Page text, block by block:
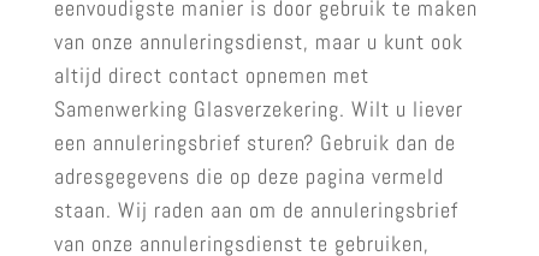
eenvoudigste manier is door gebruik te maken
van onze annuleringsdienst, maar u kunt ook
altijd direct contact opnemen met
Samenwerking Glasverzekering. Wilt u liever
een annuleringsbrief sturen? Gebruik dan de
adresgegevens die op deze pagina vermeld
staan. Wij raden aan om de annuleringsbrief
van onze annuleringsdienst te gebruiken,